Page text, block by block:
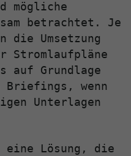
mögliche
betrachtet. Je
die Umsetzung
Stromlaufpläne
auf Grundlage
wenn
Unterlagen
Lösung, die